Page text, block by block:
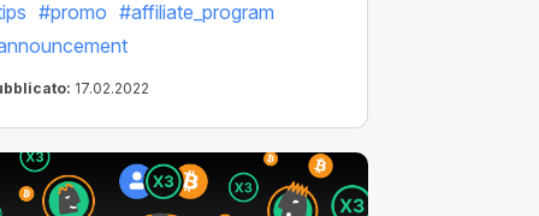
un tocco di unicità alle tue
promozionali, attrarre più
e, in ultimo, massimizzare i tuoi
#promo #affiliate_program
17.02.2022